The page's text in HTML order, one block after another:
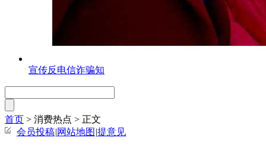
宣传反电信诈骗知
首页 > 消费热点 > 正文
会员投稿|网站地图 |提意见